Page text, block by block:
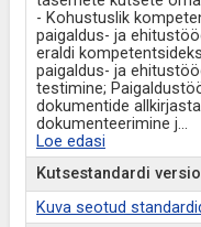
- Kohustuslik
paigaldus- ja
eraldi
paigaldus- ja
testimine;
dokumentide
dokumenteerimine j...
Loe edasi
Kutsestandardi
Kuva seotud